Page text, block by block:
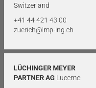
Switzerland
+41 44 421 43 00
zuerich@lmp-ing.ch
LÜCHINGER MEYER
PARTNER AG Lucerne